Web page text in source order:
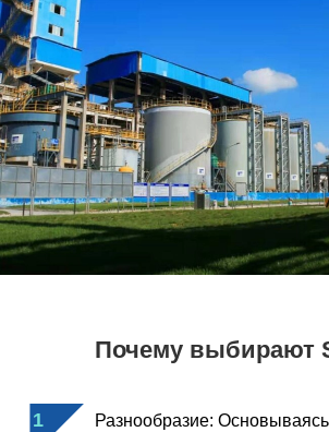
Почему выбирают
1 Разнообразие: